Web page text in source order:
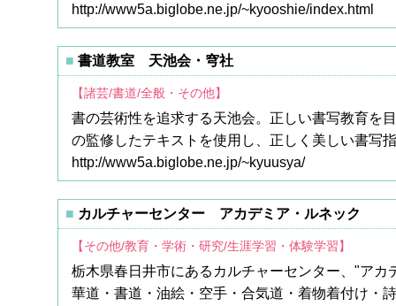
http://www5a.biglobe.ne.jp/~kyooshie/index.html
書道教室 天池会・穹社
【諸芸/書道/全般・その他】
書の芸術性を追求する天池会。正しい書写教育を
の監修したテキストを使用し、正しく美しい書写
http://www5a.biglobe.ne.jp/~kyuusya/
カルチャーセンター アカデミア・ルネック
【その他/教育・学術・研究/生涯学習・体験学習】
栃木県春日井市にあるカルチャーセンター、"ア
華道・書道・油絵・空手・合気道・着物着付け・